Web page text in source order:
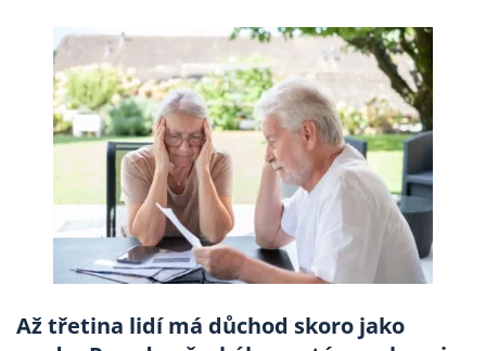
Až třetina lidí má důchod skoro jako